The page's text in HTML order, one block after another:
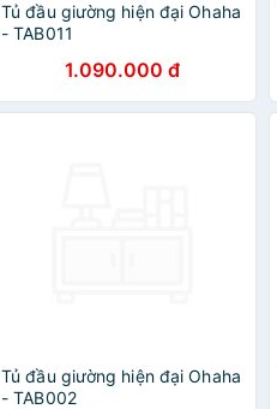
Tủ đầu giường hiện đại Ohaha
- TAB011
1.090.000 đ
Tủ đầu giường hiện đại Ohaha
- TAB002